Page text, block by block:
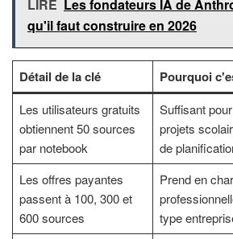
LIRE Les fondateurs IA de
qu'il faut construire en 2026
Détail de la clé Pourquoi
Les utilisateurs gratuits
obtiennent 50 sources
par notebook
Suffisant
projets
de
Les offres payantes
passent à 100, 300 et
600 sources
Prend en
type